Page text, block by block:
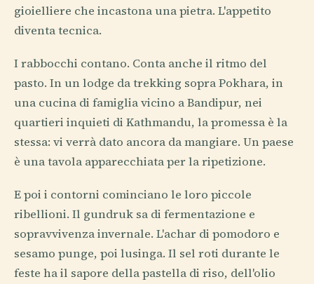
gioielliere che incastona una pietra. L'appetito
diventa tecnica.
I rabbocchi contano. Conta anche il ritmo del
pasto. In un lodge da trekking sopra Pokhara, in
una cucina di famiglia vicino a Bandipur, nei
quartieri inquieti di Kathmandu, la promessa è la
stessa: vi verrà dato ancora da mangiare. Un paese
è una tavola apparecchiata per la ripetizione.
E poi i contorni cominciano le loro piccole
ribellioni. Il gundruk sa di fermentazione e
sopravvivenza invernale. L'achar di pomodoro e
sesamo punge, poi lusinga. Il sel roti durante le
feste ha il sapore della pastella di riso, dell'olio